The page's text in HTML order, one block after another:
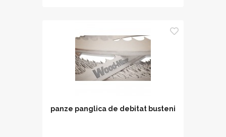
panze panglica de debitat busteni